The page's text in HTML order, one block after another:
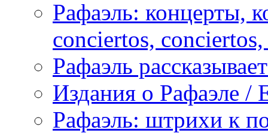
Рафаэль: концерты,
conciertos,
Рафаэль
Издания о Рафаэле /
Рафаэль: штрихи к